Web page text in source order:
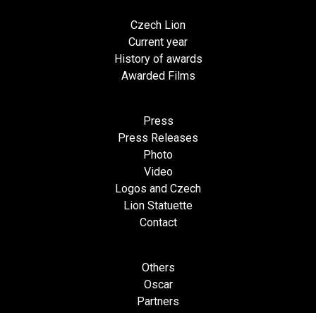
Czech Lion
Current year
History of awards
Awarded Films
Press
Press Releases
Photo
Video
Logos and Czech
Lion Statuette
Contact
Others
Oscar
Partners